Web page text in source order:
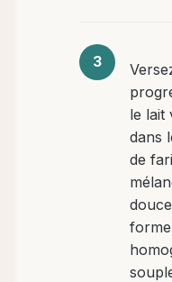
le lait
dans
de